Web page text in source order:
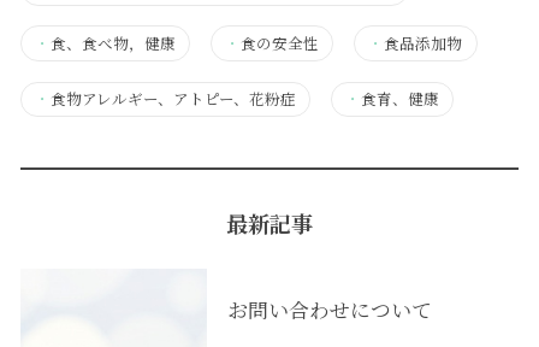
・ 食、食べ物，健康 ・ 食の安全性 ・ 食品添加物
・ 食物アレルギー、アトピー、花粉症 ・ 食育、健康
最新記事
お問い合わせについて